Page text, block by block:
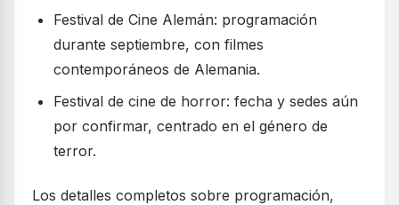
Festival de Cine Alemán: programación
durante septiembre, con filmes
contemporáneos de Alemania.
Festival de cine de horror: fecha y sedes aún
por confirmar, centrado en el género de
terror.
Los detalles completos sobre programación,